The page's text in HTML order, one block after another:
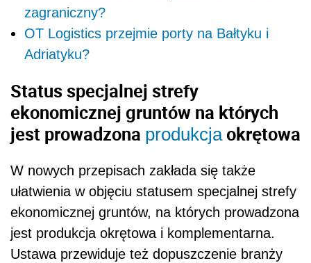
zagraniczny?
OT Logistics przejmie porty na Bałtyku i
Adriatyku?
Status specjalnej strefy
ekonomicznej gruntów na których
jest prowadzona produkcjaokrętowa
W nowych przepisach zakłada się także
ułatwienia w objęciu statusem specjalnej strefy
ekonomicznej gruntów, na których prowadzona
jest produkcja okrętowa i komplementarna.
Ustawa przewiduje też dopuszczenie branży